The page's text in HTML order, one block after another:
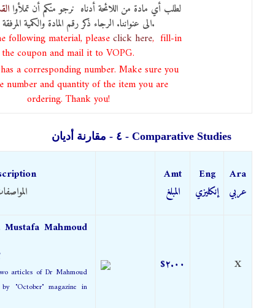
لطلب أي مادة من اللائحة أدناه نرجو منكم أن تملأوا
الى عنواننا.الرجاء ذكر رقم المادة والكمية المرفقة وشكراً.
following material, pleaseclick here, fill-in
the coupon and mail it to VOPG.
a corresponding number. Make sure you
number and quantity of the item you are
ordering. Thank you!
Comparative Studies - ٤ - مقارنة أديان
Amt
المبلغ
Eng
إنكليزي
Ara
عربي
Mahmoud
articles of Dr Mahmoud
"October" magazine in
$٢.٠٠ X